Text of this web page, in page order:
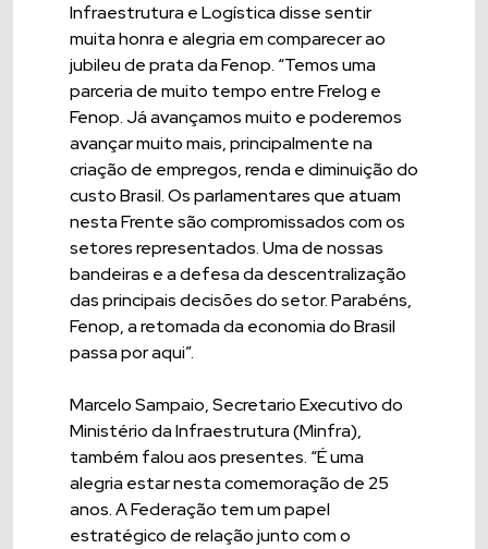
Infraestrutura e Logística disse sentir
muita honra e alegria em comparecer ao
jubileu de prata da Fenop. “Temos uma
parceria de muito tempo entre Frelog e
Fenop. Já avançamos muito e poderemos
avançar muito mais, principalmente na
criação de empregos, renda e diminuição do
custo Brasil. Os parlamentares que atuam
nesta Frente são compromissados com os
setores representados. Uma de nossas
bandeiras e a defesa da descentralização
das principais decisões do setor. Parabéns,
Fenop, a retomada da economia do Brasil
passa por aqui”.
Marcelo Sampaio, Secretario Executivo do
Ministério da Infraestrutura (Minfra),
também falou aos presentes. “É uma
alegria estar nesta comemoração de 25
anos. A Federação tem um papel
estratégico de relação junto com o